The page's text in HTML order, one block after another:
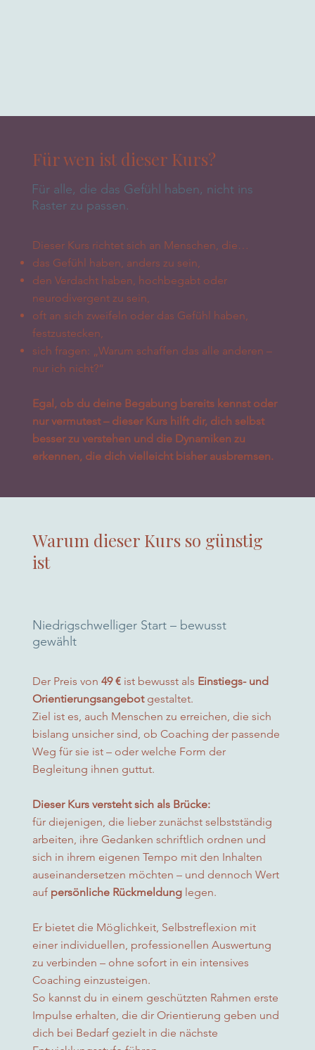
Für wen ist dieser Kurs?
Für alle, die das Gefühl haben, nicht ins
Raster zu passen.
Dieser Kurs richtet sich an Menschen, die…
das Gefühl haben, anders zu sein,
den Verdacht haben, hochbegabt oder
neurodivergent zu sein,
oft an sich zweifeln oder das Gefühl haben,
festzustecken,
sich fragen: „Warum schaffen das alle anderen –
nur ich nicht?“
Egal, ob du deine Begabung bereits kennst oder
nur vermutest – dieser Kurs hilft dir, dich selbst
besser zu verstehen und die Dynamiken zu
erkennen, die dich vielleicht bisher ausbremsen.
Warum dieser Kurs so günstig
ist
Niedrigschwelliger Start – bewusst
gewählt
Der Preis von 49 €ist bewusst als Einstiegs- und
Orientierungsangebotgestaltet.
Ziel ist es, auch Menschen zu erreichen, die sich
bislang unsicher sind, ob Coaching der passende
Weg für sie ist – oder welche Form der
Begleitung ihnen guttut.
Dieser Kurs versteht sich als Brücke:
für diejenigen, die lieber zunächst selbstständig
arbeiten, ihre Gedanken schriftlich ordnen und
sich in ihrem eigenen Tempo mit den Inhalten
auseinandersetzen möchten – und dennoch Wert
auf persönliche Rückmeldunglegen.
Er bietet die Möglichkeit, Selbstreflexion mit
einer individuellen, professionellen Auswertung
zu verbinden – ohne sofort in ein intensives
Coaching einzusteigen.
So kannst du in einem geschützten Rahmen erste
Impulse erhalten, die dir Orientierung geben und
dich bei Bedarf gezielt in die nächste